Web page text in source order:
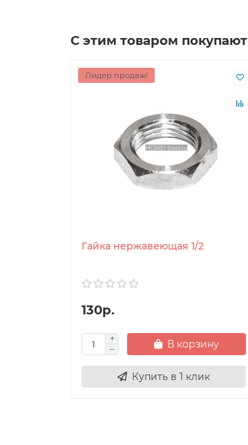
С этим товаром покупают
Лидер продаж!
Гайка нержавеющая 1/2
130р.
В корзину
Купить в 1 клик